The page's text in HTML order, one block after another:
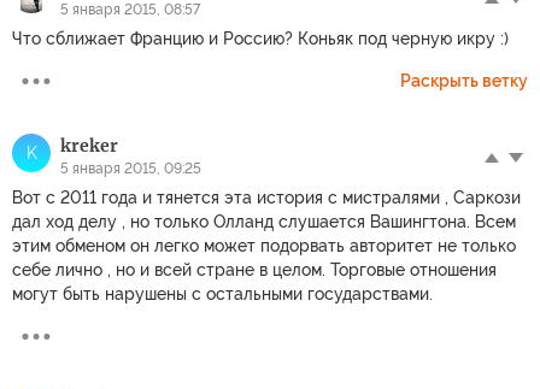
5 января 2015, 08:57
Что сближает Францию и Россию? Коньяк под черную икру :)
Раскрыть ветку
K kreker
5 января 2015, 09:25
Вот с 2011 года и тянется эта история с мистралями , Саркози
дал ход делу , но только Олланд слушается Вашингтона. Всем
этим обменом он легко может подорвать авторитет не только
себе лично , но и всей стране в целом. Торговые отношения
могут быть нарушены с остальными государствами.